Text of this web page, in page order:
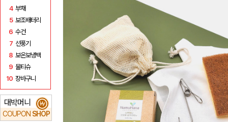
4 부채
5 보조배터리
6 수건
7 선풍기
8 보온보냉백
9 물티슈
10 장바구니
대박머니
COUPON SHOP
₩